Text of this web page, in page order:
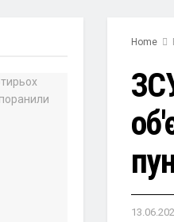
Home